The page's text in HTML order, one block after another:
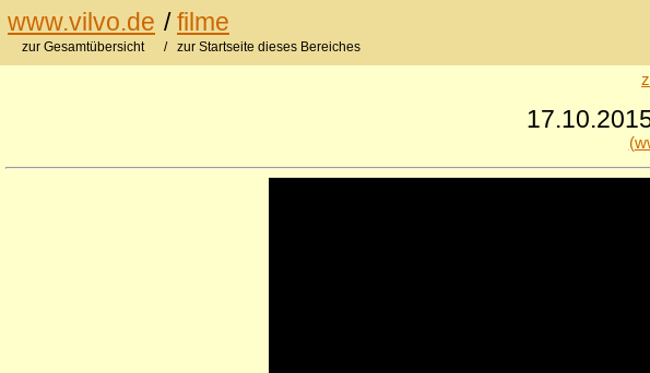
www.vilvo.de /filme
zur Gesamtübersicht / zur Startseite dieses Bereiches